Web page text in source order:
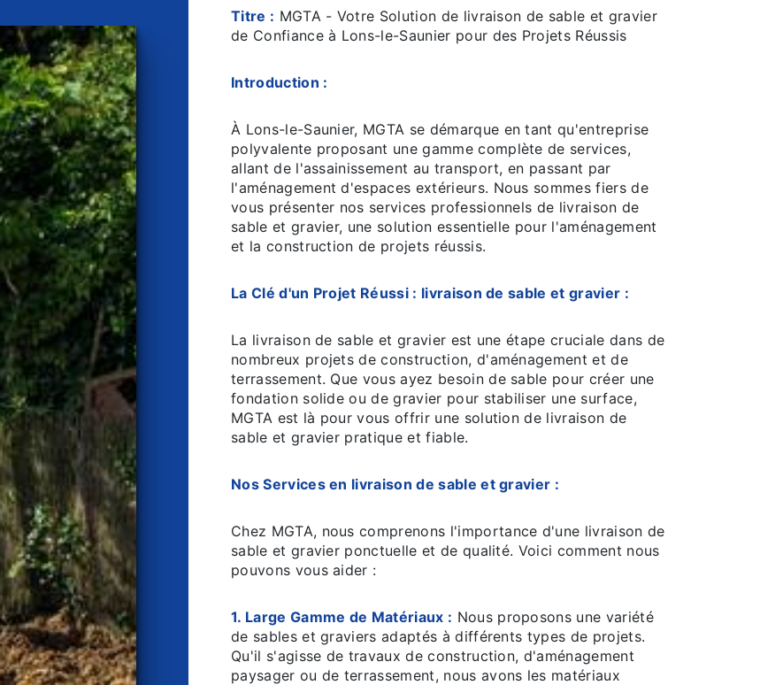
Titre : MGTA - Votre Solution de livraison de sable et gravier
de Confiance à Lons-le-Saunier pour des Projets Réussis
Introduction :
À Lons-le-Saunier, MGTA se démarque en tant qu'entreprise
polyvalente proposant une gamme complète de services,
allant de l'assainissement au transport, en passant par
l'aménagement d'espaces extérieurs. Nous sommes fiers de
vous présenter nos services professionnels de livraison de
sable et gravier, une solution essentielle pour l'aménagement
et la construction de projets réussis.
La Clé d'un Projet Réussi : livraison de sable et gravier :
La livraison de sable et gravier est une étape cruciale dans de
nombreux projets de construction, d'aménagement et de
terrassement. Que vous ayez besoin de sable pour créer une
fondation solide ou de gravier pour stabiliser une surface,
MGTA est là pour vous offrir une solution de livraison de
sable et gravier pratique et fiable.
Nos Services en livraison de sable et gravier :
Chez MGTA, nous comprenons l'importance d'une livraison de
sable et gravier ponctuelle et de qualité. Voici comment nous
pouvons vous aider :
1. Large Gamme de Matériaux : Nous proposons une variété
de sables et graviers adaptés à différents types de projets.
Qu'il s'agisse de travaux de construction, d'aménagement
paysager ou de terrassement, nous avons les matériaux